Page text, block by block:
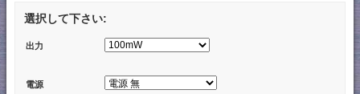
選択して下さい:
出力
電源